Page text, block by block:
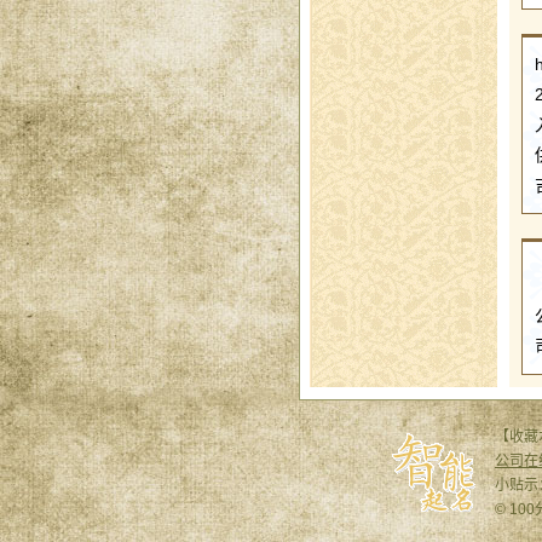
【收藏
公司在
小贴示
© 100